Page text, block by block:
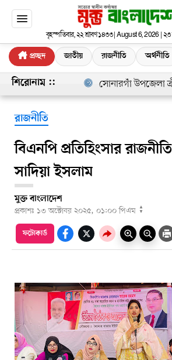
বৃহস্পতিবার, ২২ শ্রাবণ ১৪৩৩ | August 6, 2026 |
প্রচ্ছদ জাতীয় রাজনীতি অর্থনীতি
শিরোনাম :: সোনারগাঁ উপজেলা
রাজনীতি
বিএনপি প্রতিহিংসার
সাদিয়া ইসলাম
মুক্ত বাংলাদেশ
প্রকাশঃ ১৩ অক্টোবর ২০২৫, ০১:০০ পিএম
▲
▼
ফটোকার্ড